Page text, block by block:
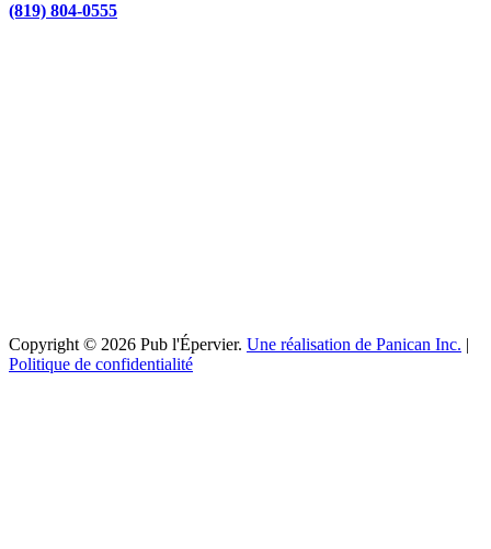
(819) 804-0555
Copyright © 2026 Pub l'Épervier. Une réalisation de Panican Inc. |
Politique de confidentialité